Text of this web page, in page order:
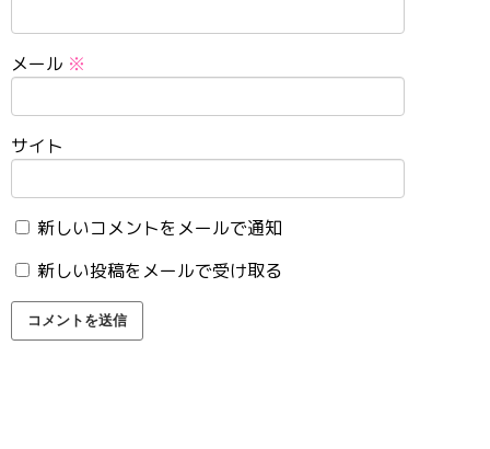
メール ※
サイト
新しいコメントをメールで通知
新しい投稿をメールで受け取る